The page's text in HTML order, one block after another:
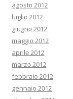
agosto 2012
luglio 2012
giugno 2012
maggio 2012
aprile 2012
marzo 2012
febbraio 2012
gennaio 2012